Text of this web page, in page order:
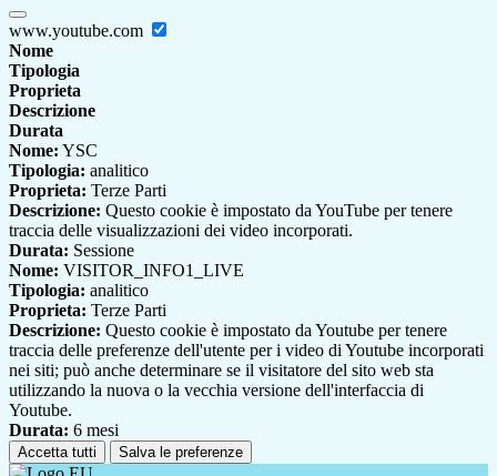
www.youtube.com
Nome
Tipologia
Proprieta
Descrizione
Durata
Nome: YSC
Tipologia: analitico
Proprieta: Terze Parti
Descrizione: Questo cookie è impostato da YouTube per tenere
traccia delle visualizzazioni dei video incorporati.
Durata: Sessione
Nome: VISITOR_INFO1_LIVE
Tipologia: analitico
Proprieta: Terze Parti
Descrizione: Questo cookie è impostato da Youtube per tenere
traccia delle preferenze dell'utente per i video di Youtube incorporati
nei siti; può anche determinare se il visitatore del sito web sta
utilizzando la nuova o la vecchia versione dell'interfaccia di
Youtube.
Durata: 6 mesi
Accetta tutti Salva le preferenze